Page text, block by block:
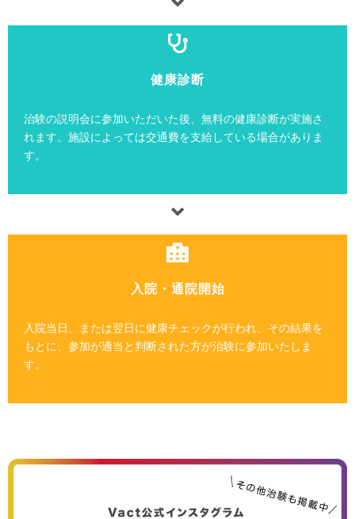
健康診断
治験の説明会に参加いただいた後、無料の健康診断が実施さ
れます。施設によっては交通費を支給している場合がありま
す。
入院・通院開始
入院当日、または翌日に健康チェックが行われ、その結果を
もとに、参加が適当と判断された方が治験に参加いたしま
す。